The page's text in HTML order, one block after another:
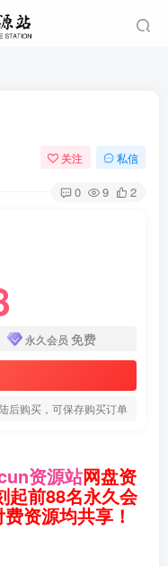
关注 私信
0 9 2
永久会员 免费
后购买，可保存购买订单
资源站网盘资
起前88名永久会
资源均共享！